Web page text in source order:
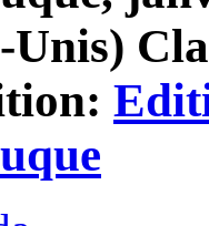
Unis)